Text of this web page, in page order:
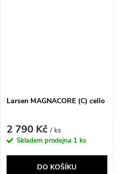
Larsen MAGNACORE (C) cello
2 790 Kč/ ks
Skladem prodejna 1 ks
DO KOŠÍKU